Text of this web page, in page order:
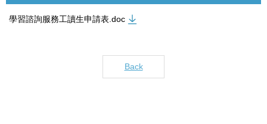
學習諮詢服務工讀生申請表.doc
Back